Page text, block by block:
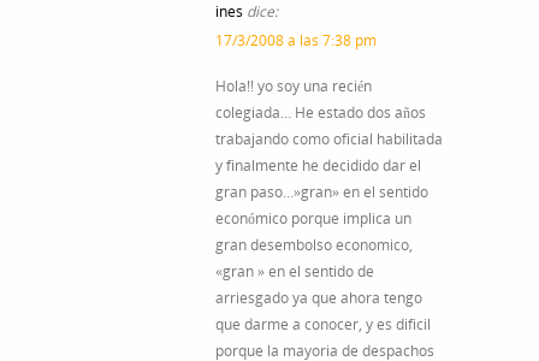
ines dice:
17/3/2008 a las 7:38 pm
Hola!! yo soy una recién
colegiada… He estado dos años
trabajando como oficial habilitada
y finalmente he decidido dar el
gran paso…»gran» en el sentido
económico porque implica un
gran desembolso economico,
«gran » en el sentido de
arriesgado ya que ahora tengo
que darme a conocer, y es dificil
porque la mayoria de despachos